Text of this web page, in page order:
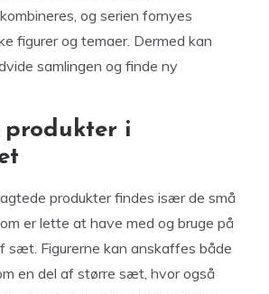
og serien fornyes
figurer og temaer. Dermed kan
samlingen og finde ny
i
produkter findes især de små
er lette at have med og bruge på
Figurerne kan anskaffes både
en del af større sæt, hvor også